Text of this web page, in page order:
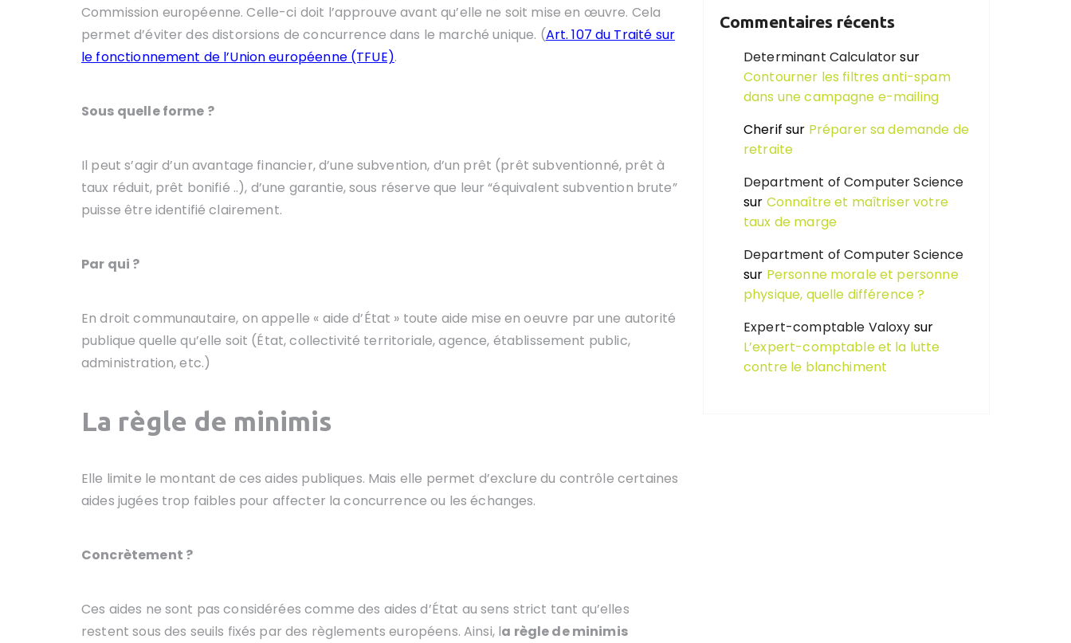
Commission européenne. Celle-ci doit l’approuve avant qu’elle ne soit mise en œuvre. Cela
permet d’éviter des distorsions de concurrence dans le marché unique. (Art. 107 du Traité sur
le fonctionnement de l’Union européenne (TFUE).
Sous quelle forme ?
Il peut s’agir d’un avantage financier, d’une subvention, d’un prêt (prêt subventionné, prêt à
taux réduit, prêt bonifié ..), d’une garantie, sous réserve que leur “équivalent subvention brute”
puisse être identifié clairement.
Par qui ?
En droit communautaire, on appelle « aide d’État » toute aide mise en oeuvre par une autorité
publique quelle qu’elle soit (État, collectivité territoriale, agence, établissement public,
administration, etc.)
La règle de minimis
Elle limite le montant de ces aides publiques. Mais elle permet d’exclure du contrôle certaines
aides jugées trop faibles pour affecter la concurrence ou les échanges.
Concrètement ?
Ces aides ne sont pas considérées comme des aides d’État au sens strict tant qu’elles
restent sous des seuils fixés par des règlements européens. Ainsi, la règle de minimis
Commentaires récents
Determinant Calculatorsur
Contourner les filtres anti-spam
dans une campagne e-mailing
Cherif sur Préparer sa demande de
retraite
Department of Computer Science
sur Connaître et maîtriser votre
taux de marge
Department of Computer Science
sur Personne morale et personne
physique, quelle différence ?
Expert-comptable Valoxy sur
L’expert-comptable et la lutte
contre le blanchiment